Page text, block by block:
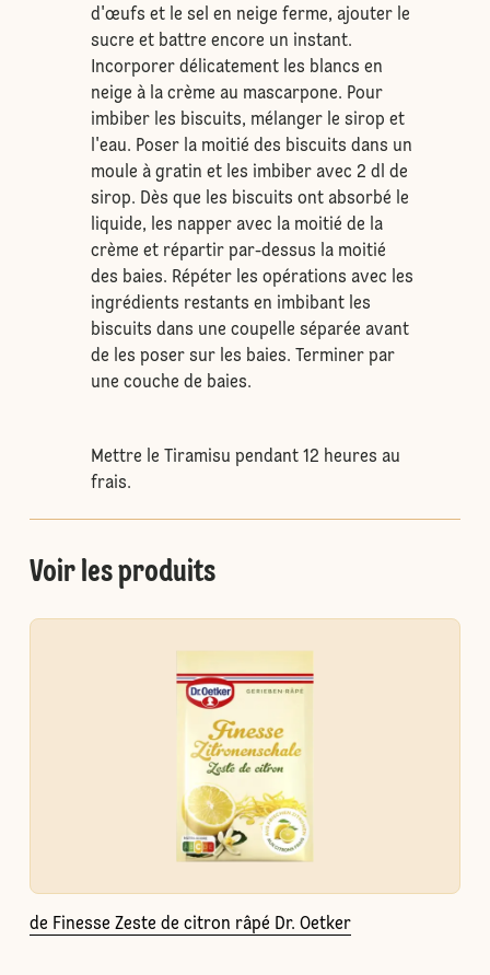
d'œufs et le sel en neige ferme, ajouter le
sucre et battre encore un instant.
Incorporer délicatement les blancs en
neige à la crème au mascarpone. Pour
imbiber les biscuits, mélanger le sirop et
l'eau. Poser la moitié des biscuits dans un
moule à gratin et les imbiber avec 2 dl de
sirop. Dès que les biscuits ont absorbé le
liquide, les napper avec la moitié de la
crème et répartir par-dessus la moitié
des baies. Répéter les opérations avec les
ingrédients restants en imbibant les
biscuits dans une coupelle séparée avant
de les poser sur les baies. Terminer par
une couche de baies.
Mettre le Tiramisu pendant 12 heures au
frais.
Voir les produits
de Finesse Zeste de citron râpé Dr. Oetker